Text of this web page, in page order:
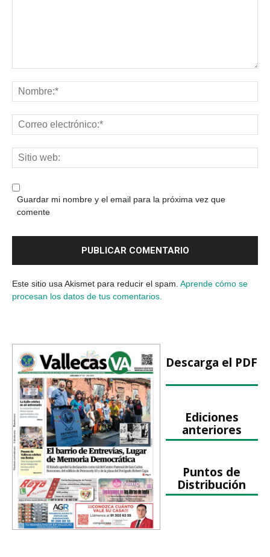
Guardar mi nombre y el email para la próxima vez que
comente
Este sitio usa Akismet para reducir el spam. Aprende cómo se
procesan los datos de tus comentarios.
Descarga el PDF
Ediciones
anteriores
Puntos de
Distribución